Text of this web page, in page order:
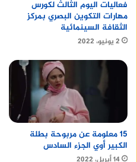
فعاليات اليوم الثالث لكورس
مهارات التكوين البصري بمركز
الثقافة السينمائية
2 يونيو، 2022
15 معلومة عن مربوحة بطلة
الكبير أوي الجزء السادس